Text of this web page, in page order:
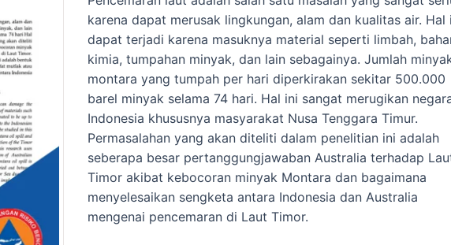
karena dapat merusak lingkungan, alam dan kualitas air. Hal
dapat terjadi karena masuknya material seperti limbah,
kimia, tumpahan minyak, dan lain sebagainya. Jumlah
montara yang tumpah per hari diperkirakan sekitar 500.000
barel minyak selama 74 hari. Hal ini sangat merugikan
Indonesia khususnya masyarakat Nusa Tenggara Timur.
Permasalahan yang akan diteliti dalam penelitian ini adalah
seberapa besar pertanggungjawaban Australia terhadap
Timor akibat kebocoran minyak Montara dan bagaimana
menyelesaikan sengketa antara Indonesia dan Australia
mengenai pencemaran di Laut Timor.